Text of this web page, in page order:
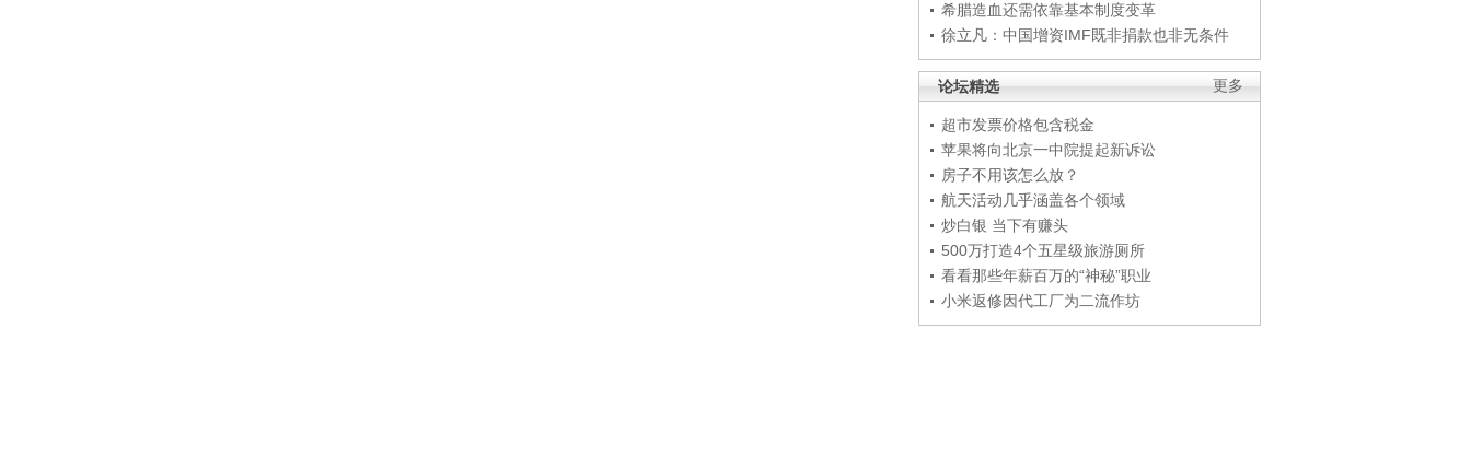
希腊造血还需依靠基本制度变革
徐立凡：中国增资IMF既非捐款也非无条件
更多
论坛精选
超市发票价格包含税金
苹果将向北京一中院提起新诉讼
房子不用该怎么放？
航天活动几乎涵盖各个领域
炒白银 当下有赚头
500万打造4个五星级旅游厕所
看看那些年薪百万的“神秘”职业
小米返修因代工厂为二流作坊